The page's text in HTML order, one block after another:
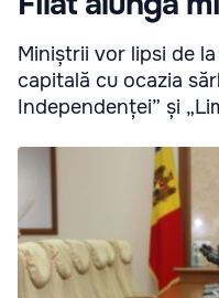
Miniștrii vor lipsi de
capitală cu ocazia
Independenței” și